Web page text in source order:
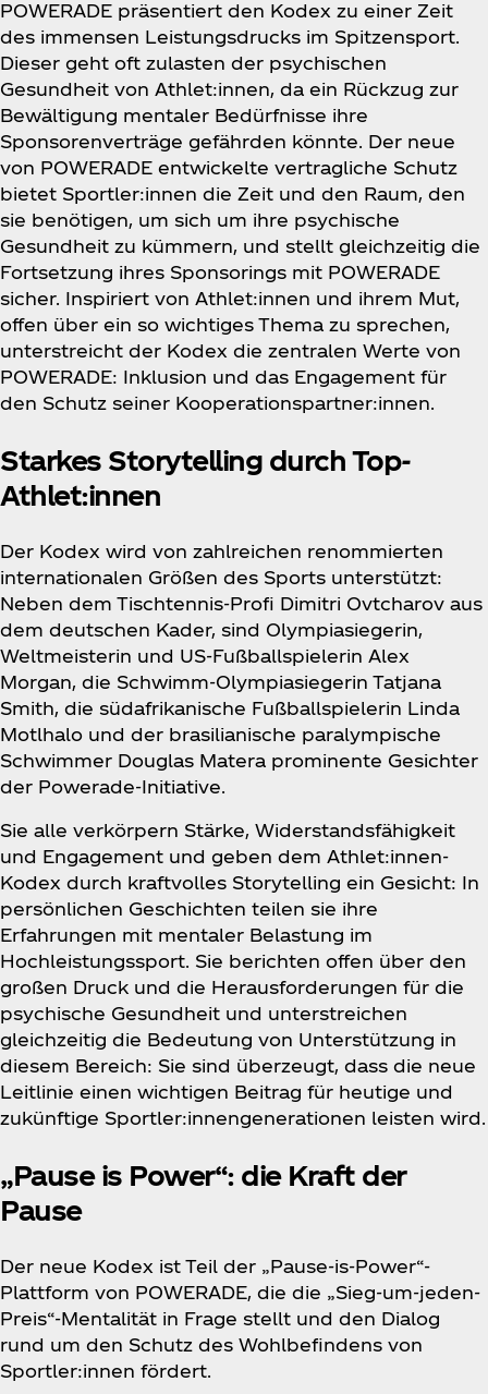
POWERADE präsentiert den Kodex zu einer Zeit
des immensen Leistungsdrucks im Spitzensport.
Dieser geht oft zulasten der psychischen
Gesundheit von Athlet:innen, da ein Rückzug zur
Bewältigung mentaler Bedürfnisse ihre
Sponsorenverträge gefährden könnte. Der neue
von POWERADE entwickelte vertragliche Schutz
bietet Sportler:innen die Zeit und den Raum, den
sie benötigen, um sich um ihre psychische
Gesundheit zu kümmern, und stellt gleichzeitig die
Fortsetzung ihres Sponsorings mit POWERADE
sicher. Inspiriert von Athlet:innen und ihrem Mut,
offen über ein so wichtiges Thema zu sprechen,
unterstreicht der Kodex die zentralen Werte von
POWERADE: Inklusion und das Engagement für
den Schutz seiner Kooperationspartner:innen.
Starkes Storytelling durch Top-
Athlet:innen
Der Kodex wird von zahlreichen renommierten
internationalen Größen des Sports unterstützt:
Neben dem Tischtennis-Profi Dimitri Ovtcharov aus
dem deutschen Kader, sind Olympiasiegerin,
Weltmeisterin und US-Fußballspielerin Alex
Morgan, die Schwimm-Olympiasiegerin Tatjana
Smith, die südafrikanische Fußballspielerin Linda
Motlhalo und der brasilianische paralympische
Schwimmer Douglas Matera prominente Gesichter
der Powerade-Initiative.
Sie alle verkörpern Stärke, Widerstandsfähigkeit
und Engagement und geben dem Athlet:innen-
Kodex durch kraftvolles Storytelling ein Gesicht: In
persönlichen Geschichten teilen sie ihre
Erfahrungen mit mentaler Belastung im
Hochleistungssport. Sie berichten offen über den
großen Druck und die Herausforderungen für die
psychische Gesundheit und unterstreichen
gleichzeitig die Bedeutung von Unterstützung in
diesem Bereich: Sie sind überzeugt, dass die neue
Leitlinie einen wichtigen Beitrag für heutige und
zukünftige Sportler:innengenerationen leisten wird.
„Pause is Power“: die Kraft der
Pause
Der neue Kodex ist Teil der „Pause-is-Power“-
Plattform von POWERADE, die die „Sieg-um-jeden-
Preis“-Mentalität in Frage stellt und den Dialog
rund um den Schutz des Wohlbefindens von
Sportler:innen fördert.